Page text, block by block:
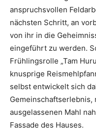
anspruchsvollen
nächsten Schritt, an
von ihr in die
eingeführt zu werden.
Frühlingsrolle „Tam
knusprige
selbst entwickelt sich
Gemeinschaftserlebnis,
ausgelassenen Mahl
Fassade des Hauses.